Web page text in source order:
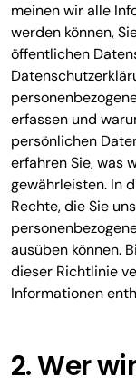
meinen wir alle
werden können,
öffentlichen
erfassen und
persönlichen
erfahren Sie, was
gewährleisten. In
Rechte, die Sie
ausüben können.
dieser Richtlinie
Informationen
2. Wer